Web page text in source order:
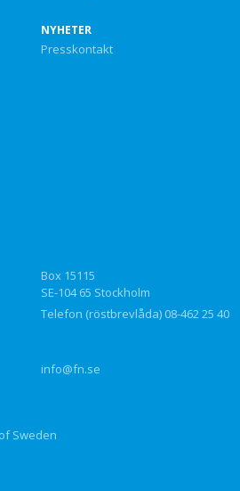
NYHETER
Presskontakt
Box 15115
SE-104 65 Stockholm
Telefon (röstbrevlåda) 08-462 25 40
info@fn.se
Sweden